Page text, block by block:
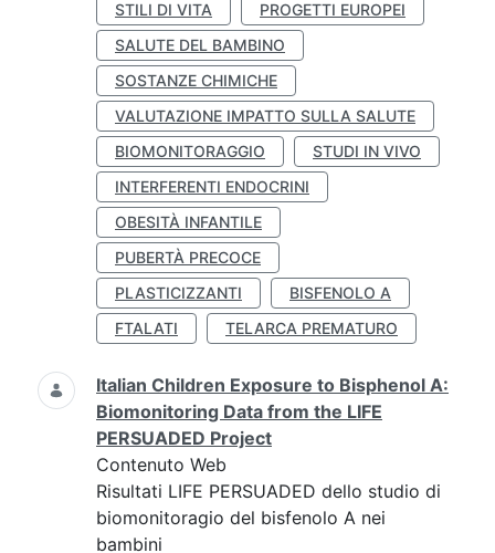
STILI DI VITA
PROGETTI EUROPEI
SALUTE DEL BAMBINO
SOSTANZE CHIMICHE
VALUTAZIONE IMPATTO SULLA SALUTE
BIOMONITORAGGIO
STUDI IN VIVO
INTERFERENTI ENDOCRINI
OBESITÀ INFANTILE
PUBERTÀ PRECOCE
PLASTICIZZANTI
BISFENOLO A
FTALATI
TELARCA PREMATURO
Italian Children Exposure to Bisphenol A:
Biomonitoring Data from the LIFE
PERSUADED Project
Contenuto Web
Risultati LIFE PERSUADED dello studio di
biomonitoragio del bisfenolo A nei
bambini